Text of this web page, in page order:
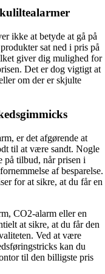
ikke at betyde at gå på
sat ned i pris på
giver dig mulighed for
Det er dog vigtigt at
om der er skjulte
er det afgørende at
til at være sandt. Nogle
på tilbud, når prisen i
af besparelse.
for at sikre, at du får en
CO2-alarm eller en
at sikre, at du får den
Ved at være
kan du
til den billigste pris